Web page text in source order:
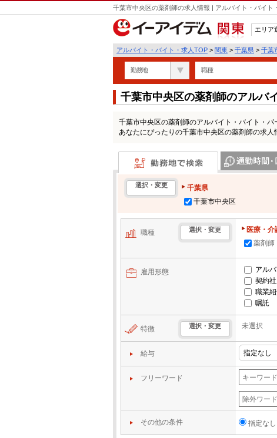
千葉市中央区の薬剤師の求人情報 | アルバイト・バイト
関東
エリア
アルバイト・バイト・求人TOP > 関東 > 千葉県 > 千葉
勤務地 職種
千葉市中央区の薬剤師のアルバ
千葉市中央区の薬剤師のアルバイト・バイト・
あなたにぴったりの千葉市中央区の薬剤師の求人
勤務地で検索
選択・変更
千葉県
千葉市中央区
職種 選択・変更
医療・介
薬剤師
雇用形態 アルバ
契約
職業
嘱託
特徴 選択・変更 未選択
給与
フリーワード
その他の条件 指定なし